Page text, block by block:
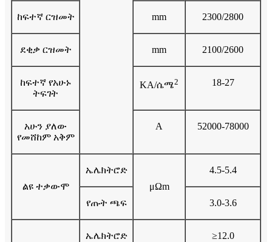
ከፍተኛ ርዝመት mm 2300/2800
ደቂቃ ርዝመት mm 2100/2600
ከፍተኛ የአሁኑ
ትፍገት
KA/ሴሜ2 18-27
አሁን ያለው
የመሸከም አቅም
A 52000-78000
ልዩ ተቃውሞ
ኤሌክትሮድ
μΩm
4.5-5.4
የጡት ጫፍ 3.0-3.6
ኤሌክትሮድ
≥12.0